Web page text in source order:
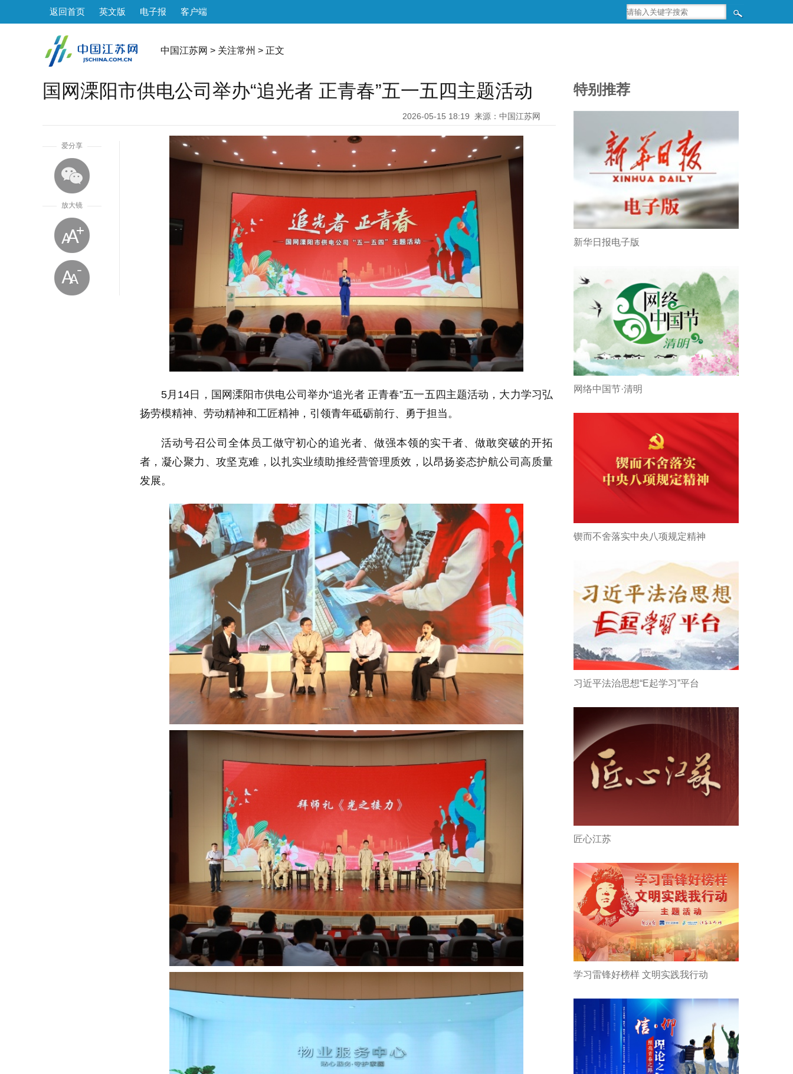
返回首页 英文版 电子报 客户端
中国江苏网 > 关注常州 > 正文
国网溧阳市供电公司举办“追光者 正青春”五一五四主题活动
2026-05-15 18:19 来源：中国江苏网
爱分享
放大镜
5月14日，国网溧阳市供电公司举办“追光者 正青春”五一五四主题活动，大力学习弘
扬劳模精神、劳动精神和工匠精神，引领青年砥砺前行、勇于担当。
活动号召公司全体员工做守初心的追光者、做强本领的实干者、做敢突破的开拓
者，凝心聚力、攻坚克难，以扎实业绩助推经营管理质效，以昂扬姿态护航公司高质量
发展。
特别推荐
新华日报电子版
网络中国节·清明
锲而不舍落实中央八项规定精神
习近平法治思想“E起学习”平台
匠心江苏
学习雷锋好榜样 文明实践我行动